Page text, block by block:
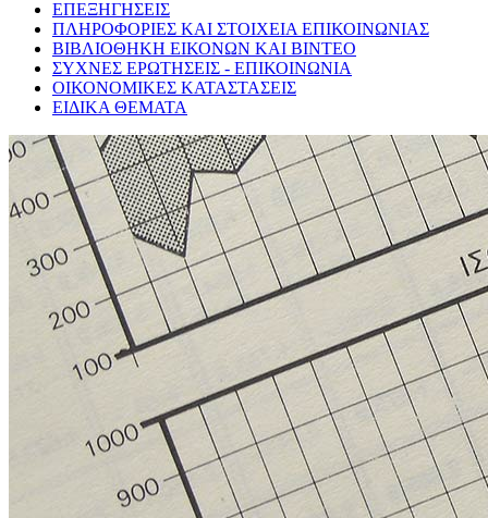
ΕΠΕΞΗΓΗΣΕΙΣ
ΠΛΗΡΟΦΟΡΙΕΣ ΚΑΙ ΣΤΟΙΧΕΙΑ ΕΠΙΚΟΙΝΩΝΙΑΣ
ΒΙΒΛΙΟΘΗΚΗ ΕΙΚΟΝΩΝ ΚΑΙ ΒΙΝΤΕΟ
ΣΥΧΝΕΣ ΕΡΩΤΗΣΕΙΣ - ΕΠΙΚΟΙΝΩΝΙΑ
ΟΙΚΟΝΟΜΙΚΕΣ ΚΑΤΑΣΤΑΣΕΙΣ
ΕΙΔΙΚΑ ΘΕΜΑΤΑ